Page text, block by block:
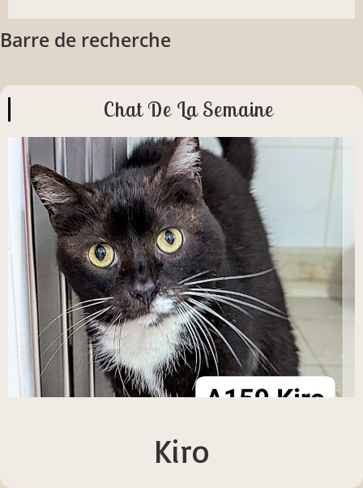
Barre de recherche
Chat De La Semaine
Kiro